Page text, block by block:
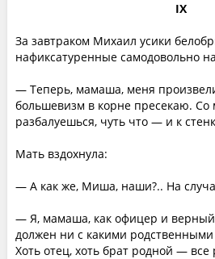
IX
За завтраком Михаил усики
нафиксатуренные самодовольно
— Теперь, мамаша, меня
большевизм в корне пресекаю.
разбалуешься, чуть что — и к
Мать вздохнула:
— А как же, Миша, наши?.. На
— Я, мамаша, как офицер и
должен ни с какими родственными
Хоть отец, хоть брат родной —